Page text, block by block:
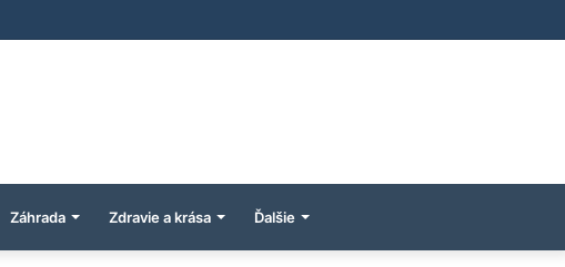
Záhrada Zdravie a krása Ďalšie